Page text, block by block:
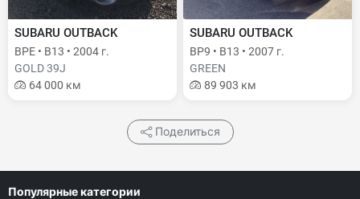
SUBARU OUTBACK
BPE • B13 • 2004 г.
GOLD 39J
64 000 км
SUBARU OUTBACK
BP9 • B13 • 2007 г.
GREEN
89 903 км
Поделиться
Популярные категории